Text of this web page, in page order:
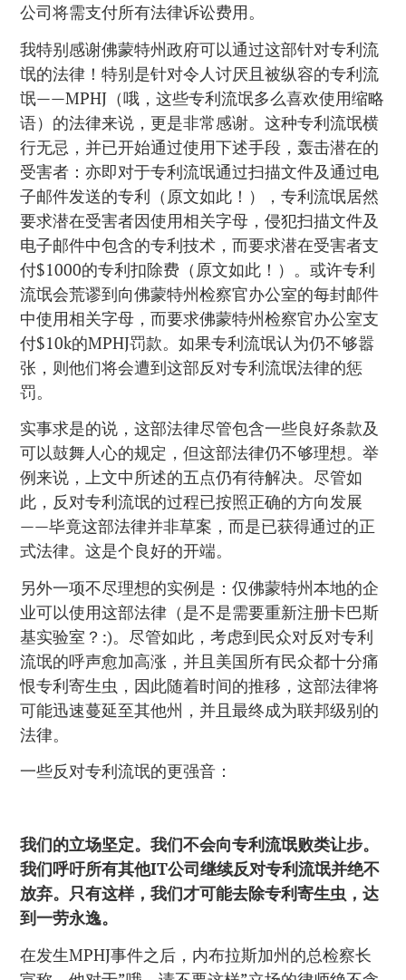
公司将需支付所有法律诉讼费用。
我特别感谢佛蒙特州政府可以通过这部针对专利流
氓的法律！特别是针对令人讨厌且被纵容的专利流
氓——MPHJ（哦，这些专利流氓多么喜欢使用缩略
语）的法律来说，更是非常感谢。这种专利流氓横
行无忌，并已开始通过使用下述手段，轰击潜在的
受害者：亦即对于专利流氓通过扫描文件及通过电
子邮件发送的专利（原文如此！），专利流氓居然
要求潜在受害者因使用相关字母，侵犯扫描文件及
电子邮件中包含的专利技术，而要求潜在受害者支
付$1000的专利扣除费（原文如此！）。或许专利
流氓会荒谬到向佛蒙特州检察官办公室的每封邮件
中使用相关字母，而要求佛蒙特州检察官办公室支
付$10k的MPHJ罚款。如果专利流氓认为仍不够嚣
张，则他们将会遭到这部反对专利流氓法律的惩
罚。
实事求是的说，这部法律尽管包含一些良好条款及
可以鼓舞人心的规定，但这部法律仍不够理想。举
例来说，上文中所述的五点仍有待解决。尽管如
此，反对专利流氓的过程已按照正确的方向发展
——毕竟这部法律并非草案，而是已获得通过的正
式法律。这是个良好的开端。
另外一项不尽理想的实例是：仅佛蒙特州本地的企
业可以使用这部法律（是不是需要重新注册卡巴斯
基实验室？:)。尽管如此，考虑到民众对反对专利
流氓的呼声愈加高涨，并且美国所有民众都十分痛
恨专利寄生虫，因此随着时间的推移，这部法律将
可能迅速蔓延至其他州，并且最终成为联邦级别的
法律。
一些反对专利流氓的更强音：
我们的立场坚定。我们不会向专利流氓败类让步。
我们呼吁所有其他IT公司继续反对专利流氓并绝不
放弃。只有这样，我们才可能去除专利寄生虫，达
到一劳永逸。
在发生MPHJ事件之后，内布拉斯加州的总检察长